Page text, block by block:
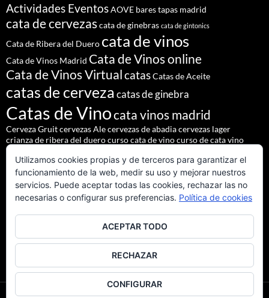
Actividades EventosAOVE bares tapas madrid
cata de cervezascata de ginebras cata de gintonics
Cata de Ribera del Duero cata de vinos
Cata de Vinos Madrid Cata de Vinos online
Cata de Vinos VirtualcatasCatas de Aceite
catas de cervezacatas de ginebra
Catas de Vinocata vinos madrid
Cerveza Gruitcervezas Alecervezas de abadiacervezas lager
crianza de ribera del duerocurso cata de vinocurso de cata vino
Denominación de Origen Ribera del Duero
eventos de autoreventos madrid Godello lúpulo
martueMESÓN DEL CIDNacho Terolpilsner urquell
restaurante madridrestaurantes alrededores madrid
restaurantes madrid saaz salir madrid staropramen
tapear en Madridteam building
Vinos de Ribera del DueroVinos Tintos Andaluces
Utilizamos cookies propias y de terceros para garantizar el
funcionamiento de la web, medir su uso y mejorar nuestros
servicios. Puede aceptar todas las cookies, rechazar las no
necesarias o configurar sus preferencias. Política de cookies
ACEPTAR TODO
RECHAZAR
CONFIGURAR